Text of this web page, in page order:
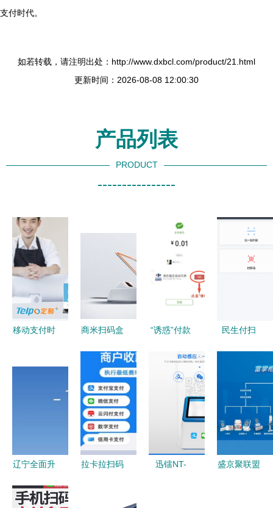
支付时代。
如若转载，请注明出处：http://www.dxbcl.com/product/21.html
更新时间：2026-08-08 12:00:30
产品列表
PRODUCT
----------------
移动支付时
与收银机会
扫码支付盒
商米扫码盒
为解决扫码
支付痛点而
生
“诱惑”付款
付“馅饼”
民生付扫
辽宁全面升
速收费站实
拉卡拉扫码
迅镭NT-
盛京聚联盟